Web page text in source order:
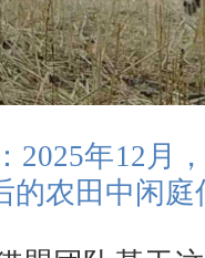
2025年12月
的农田中闲庭